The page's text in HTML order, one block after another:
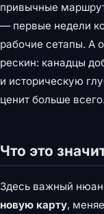
привычные
— первые недели
рабочие сетапы. А
рескин: канадцы
и историческую
ценит больше всего.
Что это
Здесь важный
новую карту,